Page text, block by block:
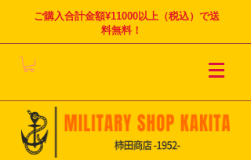
ご購入合計金額¥11000以上（税込）で送
料無料！